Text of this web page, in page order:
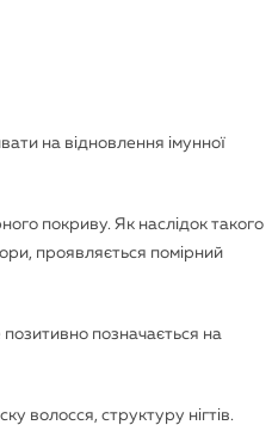
на відновлення імунної
покриву. Як наслідок такого
проявляється помірний
позначається на
волосся, структуру нігтів.